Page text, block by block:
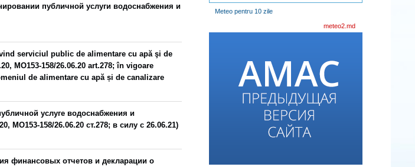
публичной услуги водоснабжения и
serviciul public de alimentare cu apă şi de
MO153-158/26.06.20 art.278; în vigoare
de alimentare cu apă și de canalizare
услуге водоснабжения и
MO153-158/26.06.20 ст.278; в силу с 26.06.21)
финансовых отчетов и декларации о
Meteo pentru 10 zile
meteo2.md